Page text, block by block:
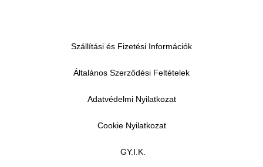
Szállítási és Fizetési Információk
Általános Szerződési Feltételek
Adatvédelmi Nyilatkozat
Cookie Nyilatkozat
GY.I.K.